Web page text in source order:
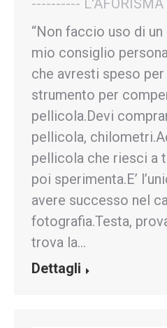
---------- L'AFORISMA
“Non faccio uso di
mio consiglio
che avresti speso
strumento per
pellicola.Devi
pellicola,
pellicola che riesci a
poi sperimenta.E’
avere successo nel
fotografia.Testa,
trova la…
Dettagli